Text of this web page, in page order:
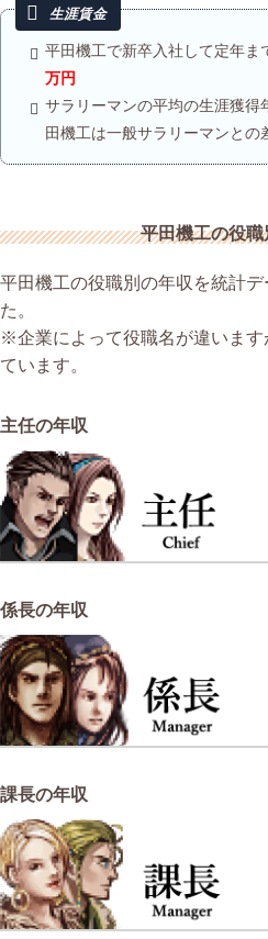
平田機工で新卒入社して定年ま
万円
サラリーマンの平均の生涯獲得
田機工は一般サラリーマンとの
平田機工の役
平田機工の役職別の年収を統計
た。
※企業によって役職名が違いま
ています。
主任の年収
係長の年収
課長の年収